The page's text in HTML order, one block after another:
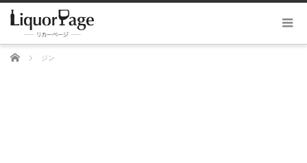
ホーム ジン